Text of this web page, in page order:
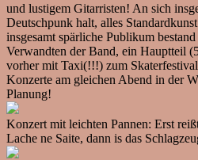
und lustigem Gitarristen! An sich
Deutschpunk halt, alles
insgesamt spärliche Publikum
Verwandten der Band, ein Hauptteil
vorher mit Taxi(!!!) zum
Konzerte am gleichen Abend in der
Planung!
Konzert mit leichten Pannen: Erst
Lache ne Saite, dann is das